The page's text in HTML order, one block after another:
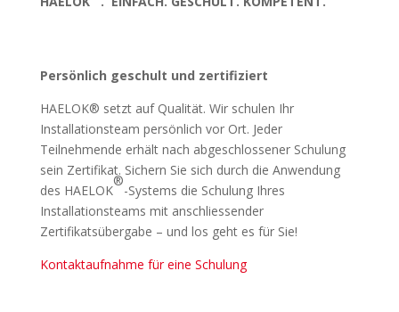
Persönlich geschult und zertifiziert
HAELOK® setzt auf Qualität. Wir schulen Ihr
Installationsteam persönlich vor Ort. Jeder
Teilnehmende erhält nach abgeschlossener Schulung
sein Zertifikat. Sichern Sie sich durch die Anwendung
des HAELOK
®
-Systems die Schulung Ihres
Installationsteams mit anschliessender
Zertifikatsübergabe – und los geht es für Sie!
Kontaktaufnahme für eine Schulung